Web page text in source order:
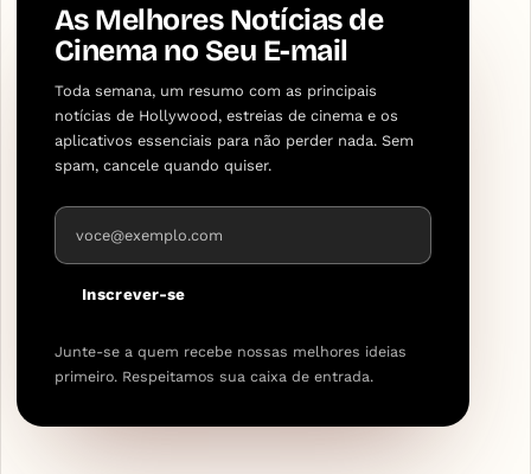
As Melhores Notícias de
Cinema no Seu E-mail
Toda semana, um resumo com as principais
notícias de Hollywood, estreias de cinema e os
aplicativos essenciais para não perder nada. Sem
spam, cancele quando quiser.
Endereço de e-mail
Inscrever-se
Junte-se a quem recebe nossas melhores ideias
primeiro. Respeitamos sua caixa de entrada.